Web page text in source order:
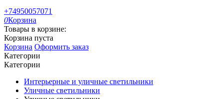
+74950057071
0Корзина
Товары в корзине:
Корзина пуста
Корзина Оформить заказ
Категории
Категории
Интерьерные и уличные светильники
Уличные светильники